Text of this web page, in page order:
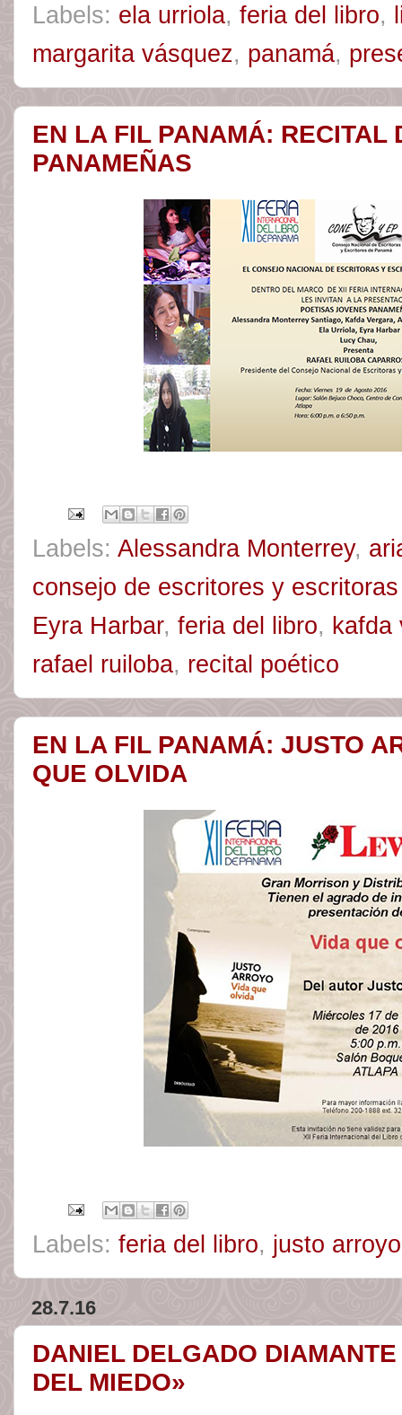
Labels: ela urriola, feria del libro,
margarita vásquez, panamá,
EN LA FIL PANAMÁ: RECITAL
PANAMEÑAS
Labels: Alessandra Monterrey,
consejo de escritores y
Eyra Harbar, feria del libro, kafda
rafael ruiloba, recital poético
EN LA FIL PANAMÁ: JUSTO
QUE OLVIDA
Labels: feria del libro, justo arroyo
28.7.16
DANIEL DELGADO
DEL MIEDO»